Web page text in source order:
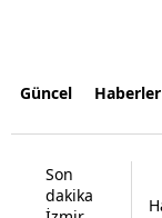
Güncel Haberler
Son
dakika